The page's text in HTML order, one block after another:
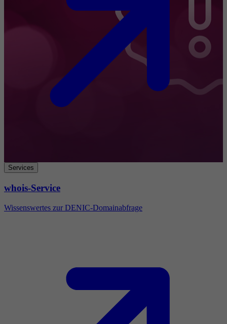
Services
whois-Service
Wissenswertes zur DENIC-Domainabfrage